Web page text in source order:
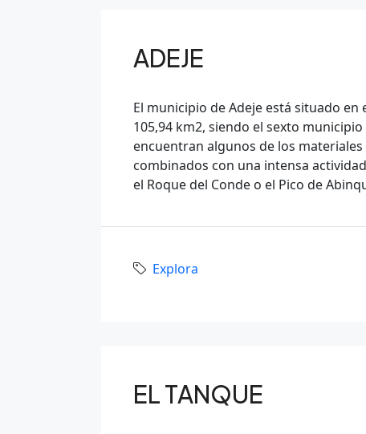
ADEJE
El municipio de Adeje está situado
105,94 km2, siendo el sexto
encuentran algunos de los
combinados con una intensa
el Roque del Conde o el Pico de
Explora
EL TANQUE